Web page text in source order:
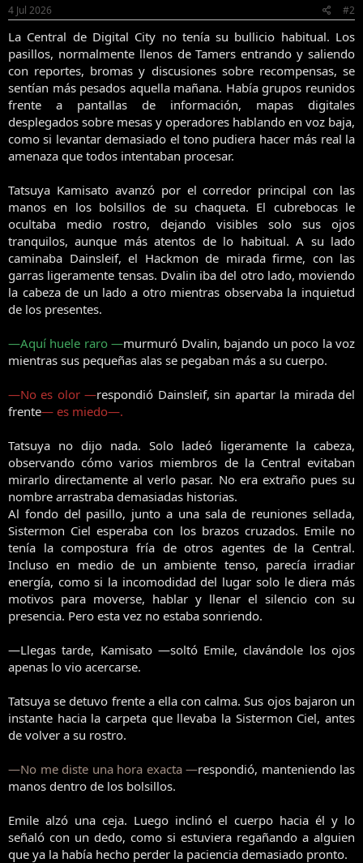
4 Jul 2026 #2
La Central de Digital City no tenía su bullicio habitual. Los
pasillos, normalmente llenos de Tamers entrando y saliendo
con reportes, bromas y discusiones sobre recompensas, se
sentían más pesados aquella mañana. Había grupos reunidos
frente a pantallas de información, mapas digitales
desplegados sobre mesas y operadores hablando en voz baja,
como si levantar demasiado el tono pudiera hacer más real la
amenaza que todos intentaban procesar.
Tatsuya Kamisato avanzó por el corredor principal con las
manos en los bolsillos de su chaqueta. El cubrebocas le
ocultaba medio rostro, dejando visibles solo sus ojos
tranquilos, aunque más atentos de lo habitual. A su lado
caminaba Dainsleif, el Hackmon de mirada firme, con las
garras ligeramente tensas. Dvalin iba del otro lado, moviendo
la cabeza de un lado a otro mientras observaba la inquietud
de los presentes.
—Aquí huele raro —murmuró Dvalin, bajando un poco la voz
mientras sus pequeñas alas se pegaban más a su cuerpo.
—No es olor —respondió Dainsleif, sin apartar la mirada del
frente— es miedo—.
Tatsuya no dijo nada. Solo ladeó ligeramente la cabeza,
observando cómo varios miembros de la Central evitaban
mirarlo directamente al verlo pasar. No era extraño pues su
nombre arrastraba demasiadas historias.
Al fondo del pasillo, junto a una sala de reuniones sellada,
Sistermon Ciel esperaba con los brazos cruzados. Emile no
tenía la compostura fría de otros agentes de la Central.
Incluso en medio de un ambiente tenso, parecía irradiar
energía, como si la incomodidad del lugar solo le diera más
motivos para moverse, hablar y llenar el silencio con su
presencia. Pero esta vez no estaba sonriendo.
—Llegas tarde, Kamisato —soltó Emile, clavándole los ojos
apenas lo vio acercarse.
Tatsuya se detuvo frente a ella con calma. Sus ojos bajaron un
instante hacia la carpeta que llevaba la Sistermon Ciel, antes
de volver a su rostro.
—No me diste una hora exacta —respondió, manteniendo las
manos dentro de los bolsillos.
Emile alzó una ceja. Luego inclinó el cuerpo hacia él y lo
señaló con un dedo, como si estuviera regañando a alguien
que ya la había hecho perder la paciencia demasiado pronto.